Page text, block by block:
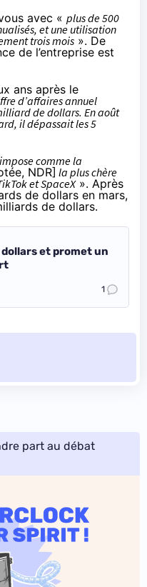
avec « plus de 500
et une utilisation
trois mois ». De
de l’entreprise est
ans après le
d’affaires annuel
de dollars. En août
il dépassait les 5
comme la
NDR] la plus chère
et SpaceX». Après
de dollars en mars,
de dollars.
et promet un
1
part au débat